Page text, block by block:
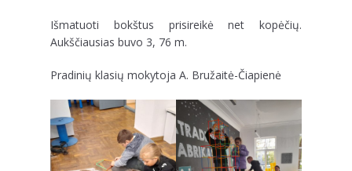
Išmatuoti bokštus prisireikė net kopėčių.
Aukščiausias buvo 3, 76 m.
Pradinių klasių mokytoja A. Bružaitė-Čiapienė